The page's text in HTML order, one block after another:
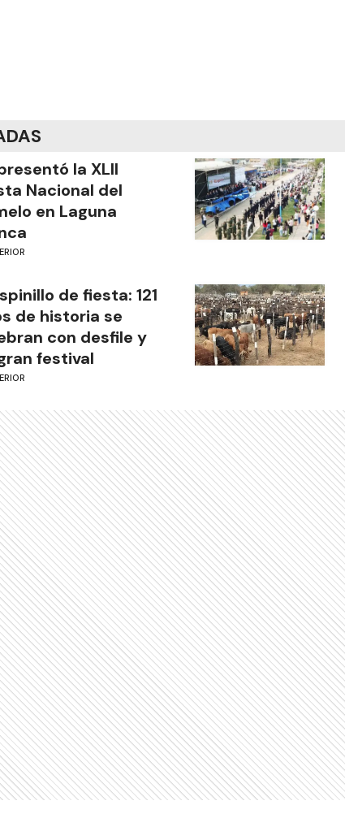
la XLII
Nacional del
en Laguna
de fiesta: 121
de historia se
con desfile y
festival